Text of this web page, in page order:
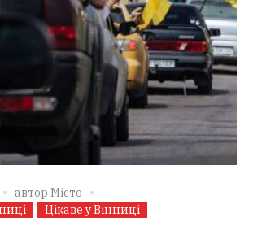
автор Місто
Цікаве у Вінниці